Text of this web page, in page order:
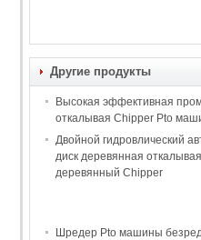
Другие продукты
Высокая эффективная
откалывая Chipper Pto
Двойной гидровлический
диск деревянная
деревянный Chipper
Шредер Pto машины